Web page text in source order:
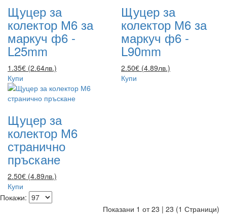
Щуцер за
колектор М6 за
маркуч ф6 -
L25mm
1.35€ (2.64лв.)
Купи
Щуцер за
колектор М6 за
маркуч ф6 -
L90mm
2.50€ (4.89лв.)
Купи
Щуцер за
колектор М6
странично
пръскане
2.50€ (4.89лв.)
Купи
Покажи:
Показани 1 от 23 | 23 (1 Страници)